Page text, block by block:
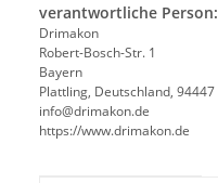
verantwortliche Person:
Drimakon
Robert-Bosch-Str. 1
Bayern
Plattling, Deutschland, 94447
info@drimakon.de
https://www.drimakon.de